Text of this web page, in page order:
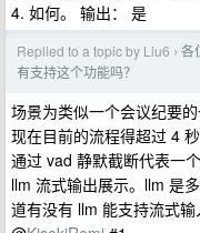
4. 如何。 输出： 是
Replied to a topic by Liu6 › 各
有支持这个功能吗？
场景为类似一个会议纪要
现在目前的流程得超过 4
通过 vad 静默截断代表一
llm 流式输出展示。llm 是
道有没有 llm 能支持流式输